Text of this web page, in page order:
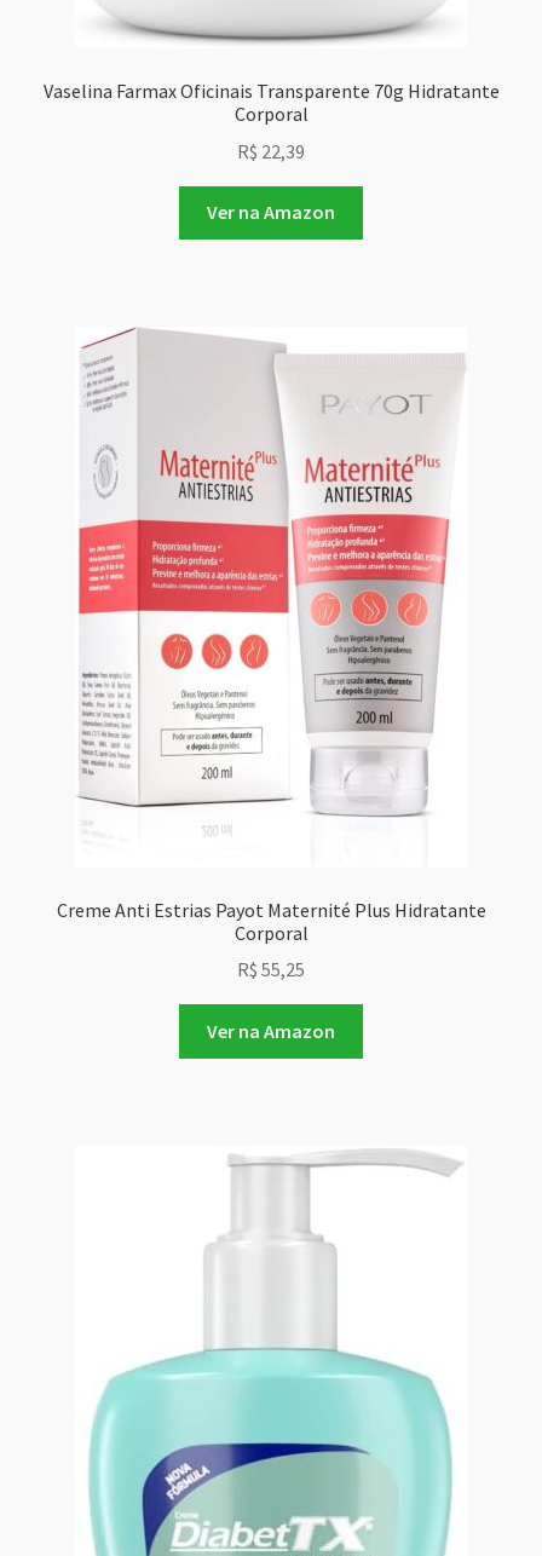
Vaselina Farmax Oficinais Transparente 70g Hidratante
Corporal
R$ 22,39
Ver na Amazon
Creme Anti Estrias Payot Maternité Plus Hidratante
Corporal
R$ 55,25
Ver na Amazon